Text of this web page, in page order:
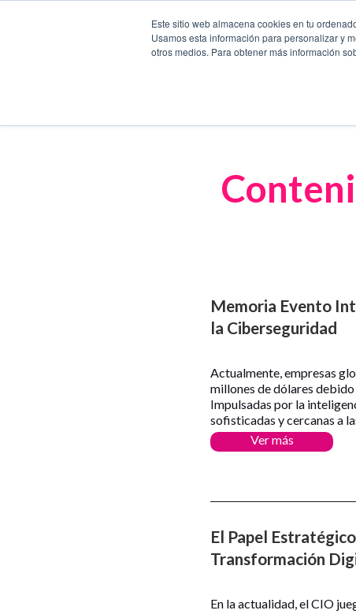
Este sitio web almacena cookies en tu
Usamos esta información para personalizar y
otros medios. Para obtener más información
Memoria Evento
la Ciberseguridad
Actualmente, empresas
millones de dólares
Impulsadas por la
sofisticadas y cercanas a
Ver más
El Papel
Transformación
En la actualidad, el CIO